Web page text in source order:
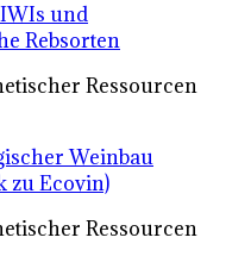
und
Rebsorten
Ressourcen
Weinbau
zu Ecovin)
Ressourcen